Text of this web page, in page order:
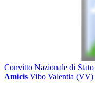
Convitto Nazionale di Stato
Amicis Vibo Valentia (VV)